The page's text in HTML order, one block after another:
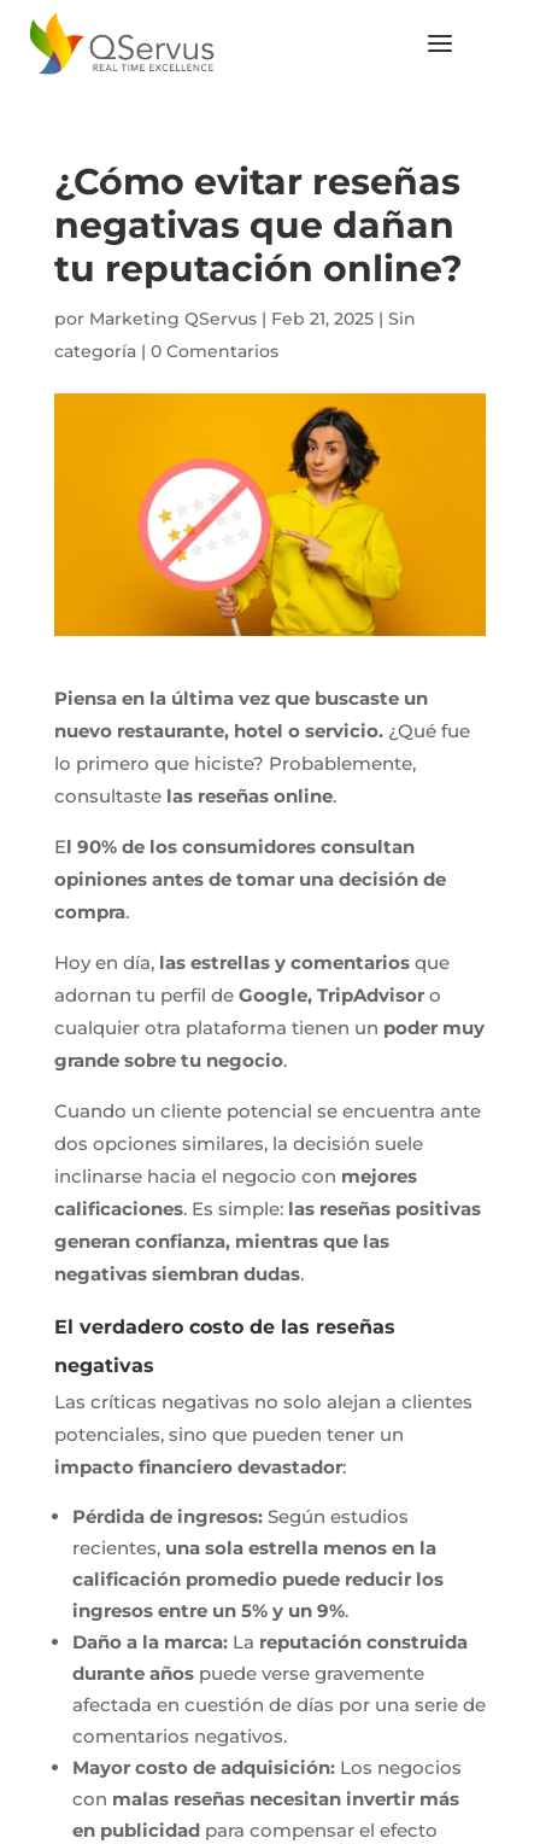
¿Cómo evitar reseñas
negativas que dañan
tu reputación online?
por Marketing QServus| Feb 21, 2025| Sin
categoría| 0 Comentarios
Piensa en la última vez que buscaste un
nuevo restaurante, hotel o servicio.¿Qué fue
lo primero que hiciste? Probablemente,
consultaste las reseñas online.
El 90% de los consumidores consultan
opiniones antes de tomar una decisión de
compra.
Hoy en día, las estrellas y comentariosque
adornan tu perfil de Google, TripAdvisoro
cualquier otra plataforma tienen un poder muy
grande sobre tu negocio.
Cuando un cliente potencial se encuentra ante
dos opciones similares, la decisión suele
inclinarse hacia el negocio con mejores
calificaciones. Es simple: las reseñas positivas
generan confianza, mientras que las
negativas siembran dudas.
El verdadero costo de las reseñas
negativas
Las críticas negativas no solo alejan a clientes
potenciales, sino que pueden tener un
impacto financiero devastador:
Pérdida de ingresos:Según estudios
recientes, una sola estrella menos en la
calificación promedio puede reducir los
ingresos entre un 5% y un 9%.
Daño a la marca:La reputación construida
durante añospuede verse gravemente
afectada en cuestión de días por una serie de
comentarios negativos.
Mayor costo de adquisición:Los negocios
con malas reseñas necesitan invertir más
en publicidadpara compensar el efecto